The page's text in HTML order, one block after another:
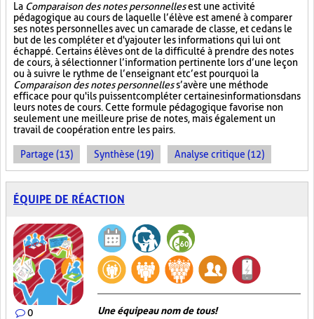
La Comparaison des notes personnellesest une activité
pédagogique au cours de laquelle l’élève est amené à comparer
ses notes personnelles avec un camarade de classe, et ce dans le
but de les compléter et d'y ajouter les informations qui lui ont
échappé. Certains élèves ont de la difficulté à prendre des notes
de cours, à sélectionner l’information pertinente lors d’une leçon
ou à suivre le rythme de l’enseignant et c’est pourquoi la
Comparaison des notes personnelless’avère une méthode
efficace pour qu'ils puissent compléter certaines informations dans
leurs notes de cours. Cette formule pédagogique favorise non
seulement une meilleure prise de notes, mais également un
travail de coopération entre les pairs.
Partage (13) Synthèse (19) Analyse critique (12)
ÉQUIPE DE RÉACTION
0 Une équipe au nom de tous!